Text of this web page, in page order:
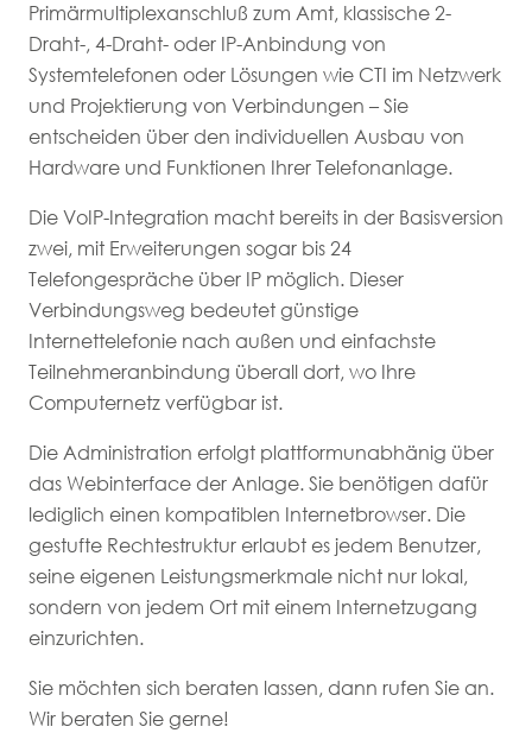
Primärmultiplexanschluß zum Amt, klassische 2-
Draht-, 4-Draht- oder IP-Anbindung von
Systemtelefonen oder Lösungen wie CTI im Netzwerk
und Projektierung von Verbindungen – Sie
entscheiden über den individuellen Ausbau von
Hardware und Funktionen Ihrer Telefonanlage.
Die VoIP-Integration macht bereits in der Basisversion
zwei, mit Erweiterungen sogar bis 24
Telefongespräche über IP möglich. Dieser
Verbindungsweg bedeutet günstige
Internettelefonie nach außen und einfachste
Teilnehmeranbindung überall dort, wo Ihre
Computernetz verfügbar ist.
Die Administration erfolgt plattformunabhänig über
das Webinterface der Anlage. Sie benötigen dafür
lediglich einen kompatiblen Internetbrowser. Die
gestufte Rechtestruktur erlaubt es jedem Benutzer,
seine eigenen Leistungsmerkmale nicht nur lokal,
sondern von jedem Ort mit einem Internetzugang
einzurichten.
Sie möchten sich beraten lassen, dann rufen Sie an.
Wir beraten Sie gerne!